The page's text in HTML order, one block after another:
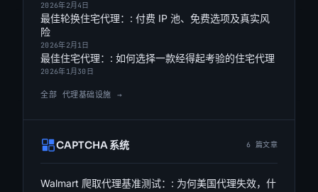
2026年2月4日
最佳轮换住宅代理：: 付费 IP 池、免费选项及真实风
险
2026年2月1日
最佳住宅代理：: 如何选择一款经得起考验的住宅代理
2026年1月30日
全部 代理基础设施 →
CAPTCHA 系统 6 篇文章
Walmart 爬取代理基准测试：: 为何美国代理失效，什